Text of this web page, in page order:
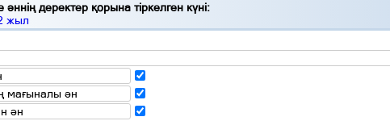
деректер қорына тіркелген күні:
жыл
мағыналы ән
ән